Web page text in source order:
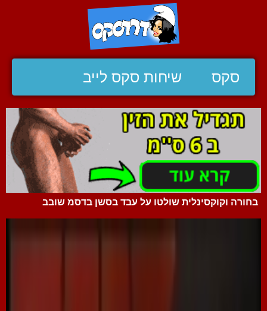
סקס שיחות סקס לייב
בחורה וקוקסינלית שולטו על עבד בסשן בדסמ שובב